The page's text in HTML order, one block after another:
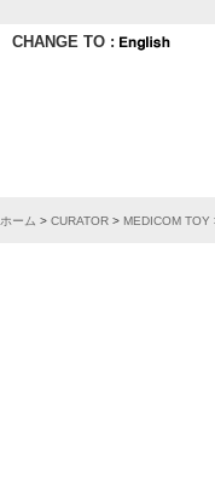
CHANGE TO :
ホーム > CURATOR > MEDICOM TOY